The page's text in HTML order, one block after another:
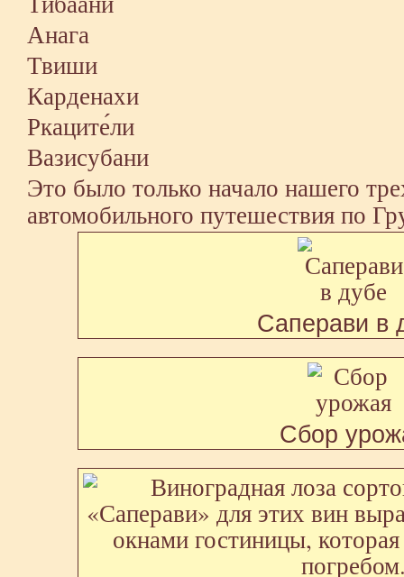
Анага
Твиши
Карденахи
Ркаците́ли
Вазисубани
Это было только начало нашего
автомобильного путешествия по
Саперави в
Сбор